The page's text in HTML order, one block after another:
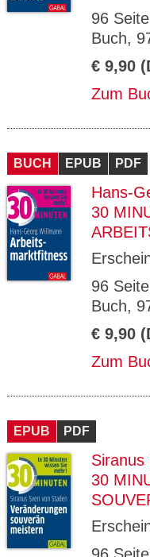
96
Buch,
€ 9,90
Zum
BUCH EPUB PDF
Hans-
30
96
Buch,
€ 9,90
Zum
EPUB PDF
Siranus
30